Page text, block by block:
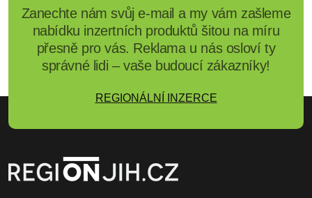
Zanechte nám svůj e-mail a my vám zašleme
nabídku inzertních produktů šitou na míru
přesně pro vás. Reklama u nás osloví ty
správné lidi – vaše budoucí zákazníky!
REGIONÁLNÍ INZERCE